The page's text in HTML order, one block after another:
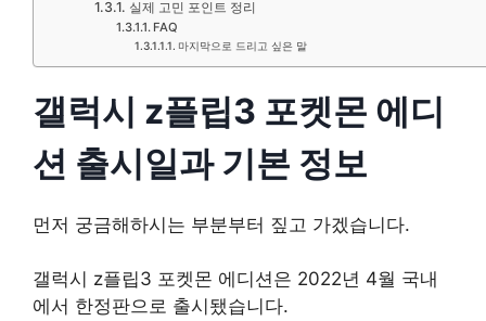
실제 고민 포인트 정리
FAQ
마지막으로 드리고 싶은 말
갤럭시 z플립3 포켓몬 에디
션 출시일과 기본 정보
먼저 궁금해하시는 부분부터 짚고 가겠습니다.
갤럭시 z플립3 포켓몬 에디션은 2022년 4월 국내
에서 한정판으로 출시됐습니다.